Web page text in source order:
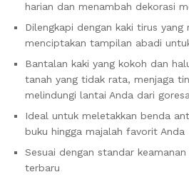
harian dan menambah dekorasi
Dilengkapi dengan kaki tirus yang
menciptakan tampilan abadi
Bantalan kaki yang kokoh dan
tanah yang tidak rata, menjaga
melindungi lantai Anda dari
Ideal untuk meletakkan benda
buku hingga majalah favorit Anda
Sesuai dengan standar
terbaru